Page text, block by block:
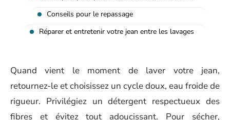
Conseils pour le repassage
Réparer et entretenir votre jean entre les lavages
Quand vient le moment de laver votre jean,
retournez-le et choisissez un cycle doux, eau froide de
rigueur. Privilégiez un détergent respectueux des
fibres et évitez tout adoucissant. Pour sécher,